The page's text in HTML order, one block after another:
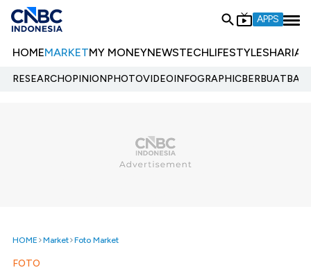
APPS
HOMEMARKETMY MONEYNEWSTECHLIFESTYLESHARIA
RESEARCHOPINIONPHOTOVIDEOINFOGRAPHIC
HOME Market Foto Market
FOTO